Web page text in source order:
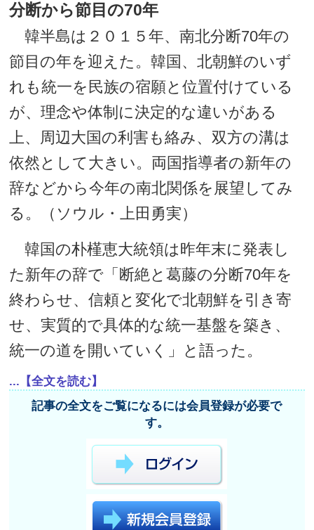
分断から節目の70年
韓半島は２０１５年、南北分断70年の
節目の年を迎えた。韓国、北朝鮮のいず
れも統一を民族の宿願と位置付けている
が、理念や体制に決定的な違いがある
上、周辺大国の利害も絡み、双方の溝は
依然として大きい。両国指導者の新年の
辞などから今年の南北関係を展望してみ
る。（ソウル・上田勇実）
韓国の朴槿恵大統領は昨年末に発表し
た新年の辞で「断絶と葛藤の分断70年を
終わらせ、信頼と変化で北朝鮮を引き寄
せ、実質的で具体的な統一基盤を築き、
統一の道を開いていく」と語った。
...【全文を読む】
記事の全文をご覧になるには会員登録が必要で
す。